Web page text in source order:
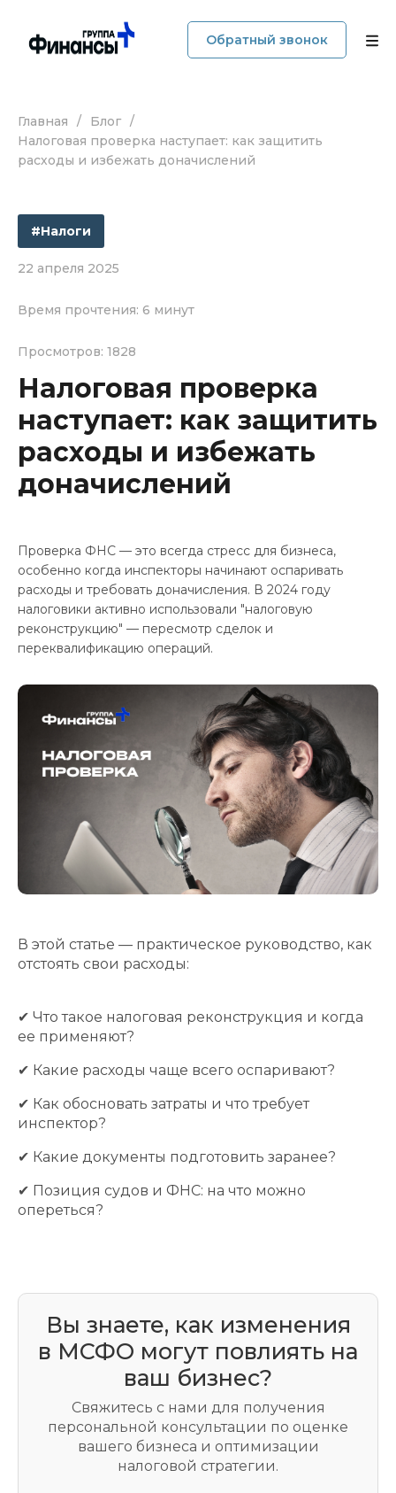
Обратный звонок
О компании
Прайс
Наши кейсы
Блог
Отзывы
Контакты
Главная / Блог /
Налоговая проверка наступает: как защитить
расходы и избежать доначислений
#Налоги
22 апреля 2025
Время прочтения: 6 минут
Просмотров: 1828
Налоговая проверка
наступает: как защитить
расходы и избежать
доначислений
Проверка ФНС — это всегда стресс для бизнеса,
особенно когда инспекторы начинают оспаривать
расходы и требовать доначисления. В 2024 году
налоговики активно использовали "налоговую
реконструкцию" — пересмотр сделок и
переквалификацию операций.
В этой статье — практическое руководство, как
отстоять свои расходы:
✔ Что такое налоговая реконструкция и когда
ее применяют?
✔ Какие расходы чаще всего оспаривают?
✔ Как обосновать затраты и что требует
инспектор?
✔ Какие документы подготовить заранее?
✔ Позиция судов и ФНС: на что можно
опереться?
Вы знаете, как изменения
в МСФО могут повлиять на
ваш бизнес?
Свяжитесь с нами для получения
персональной консультации по оценке
вашего бизнеса и оптимизации
налоговой стратегии.